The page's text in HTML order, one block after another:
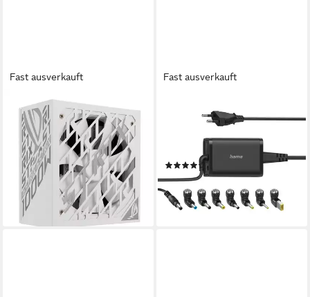
Fast ausverkauft
ASUS
ROG-STRIX-1000P-GAMING-
WHITE Netzteil
ab 295,90 €
lieferbar - in 4-5 Werktagen bei dir
Fast ausverkauft
Universal-Notebook-Netzteil,
(8)
ab 29,21 € UVP34,99 €
-17%
lieferbar - in 3-4 Werktagen bei dir